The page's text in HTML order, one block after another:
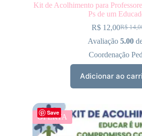
Kit de Acolhimento para
Ps de um
R$
R$ 12,00
Avaliação 5.00
Coordenação
Adicionar ao
Save
OFERTA